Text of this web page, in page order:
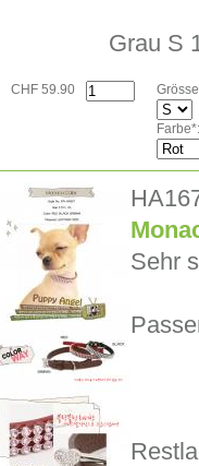
Grau S
CHF 59.90
Farbe*:
Sehr